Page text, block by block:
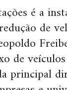
é a
de
de
principal